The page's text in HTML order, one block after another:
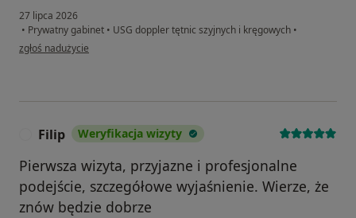
27 lipca 2026
• Prywatny gabinet • USG doppler tętnic szyjnych i kręgowych •
w opinii użytkownika Maria
zgłoś nadużycie
Filip Weryfikacja wizyty
Pierwsza wizyta, przyjazne i profesjonalne
podejście, szczegółowe wyjaśnienie. Wierze, że
znów będzie dobrze